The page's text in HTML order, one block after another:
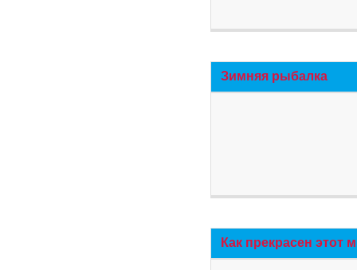
Зимняя рыбалка
Как прекрасен этот